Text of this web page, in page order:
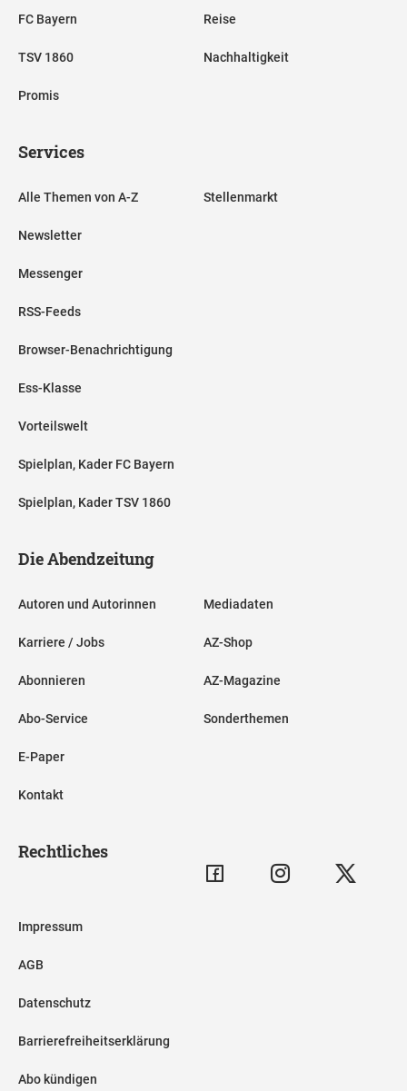
FC Bayern
TSV 1860
Promis
Reise
Nachhaltigkeit
Services
Alle Themen von A-Z
Newsletter
Messenger
RSS-Feeds
Browser-Benachrichtigung
Ess-Klasse
Vorteilswelt
Spielplan, Kader FC Bayern
Spielplan, Kader TSV 1860
Stellenmarkt
Die Abendzeitung
Autoren und Autorinnen
Karriere / Jobs
Abonnieren
Abo-Service
E-Paper
Kontakt
Mediadaten
AZ-Shop
AZ-Magazine
Sonderthemen
Rechtliches
Impressum
AGB
Datenschutz
Barrierefreiheitserklärung
Abo kündigen